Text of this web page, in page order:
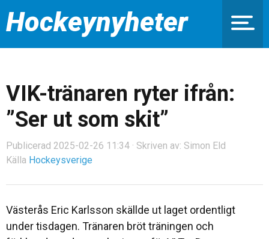
Hockeynyheter
VIK-tränaren ryter ifrån:
”Ser ut som skit”
Publicerad 2025-02-26 11:34 · Skriven av: Simon Eld
Källa Hockeysverige
Västerås Eric Karlsson skällde ut laget ordentligt
under tisdagen. Tränaren bröt träningen och